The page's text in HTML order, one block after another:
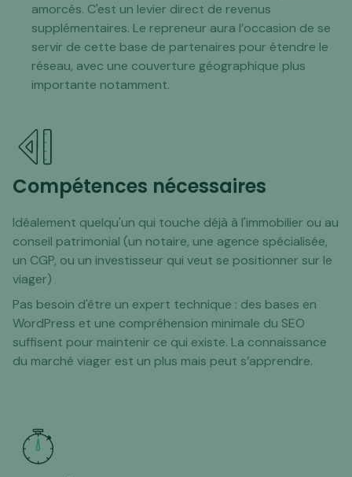
amorcés. C'est un levier direct de revenus
supplémentaires. Le repreneur aura l’occasion de se
servir de cette base de partenaires pour étendre le
réseau, avec une couverture géographique plus
importante notamment.
Compétences nécessaires
Idéalement quelqu'un qui touche déjà à l'immobilier ou au
conseil patrimonial (un notaire, une agence spécialisée,
un CGP, ou un investisseur qui veut se positionner sur le
viager)
Pas besoin d'être un expert technique : des bases en
WordPress et une compréhension minimale du SEO
suffisent pour maintenir ce qui existe. La connaissance
du marché viager est un plus mais peut s’apprendre.